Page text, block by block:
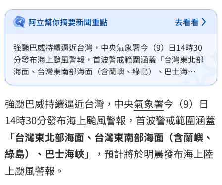
阿立幫你摘要新聞重點 去看看
強颱巴威持續逼近台灣，中央氣象署今（9）日14時30
分發布海上颱風警報，首波警戒範圍涵蓋「台灣東北部
海面、台灣東南部海面（含蘭嶼、綠島）、巴士海
峽」，預計將於明晨發布海上陸上颱風警報。
強颱巴威持續逼近台灣，中央氣象署今（9）日
14時30分發布海上颱風警報，首波警戒範圍涵蓋
「台灣東北部海面、台灣東南部海面（含蘭嶼、
綠島）、巴士海峽」，預計將於明晨發布海上陸
上颱風警報。